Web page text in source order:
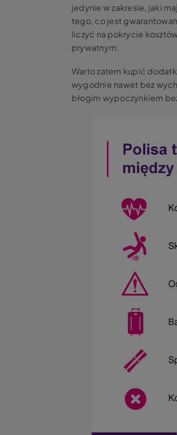
jedynie w zakresie, jaki
tego, co jest
liczyć na pokrycie
prywatnym.
Warto zatem kupić
wygodnie nawet bez
błogim wypoczynkiem